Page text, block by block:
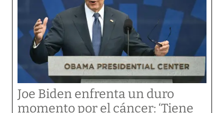
Joe Biden enfrenta un duro
momento por el cáncer: ‘Tiene